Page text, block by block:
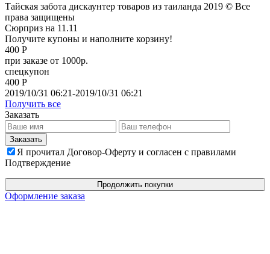
Тайская забота дискаунтер товаров из таиланда 2019 © Все
права защищены
Сюрприз на 11.11
Получите купоны и наполните корзину!
400 Р
при заказе от 1000р.
спецкупон
400 Р
2019/10/31 06:21-2019/10/31 06:21
Получить все
Заказать
Я прочитал Договор-Оферту и согласен с правилами
Подтверждение
Продолжить покупки
Оформление заказа